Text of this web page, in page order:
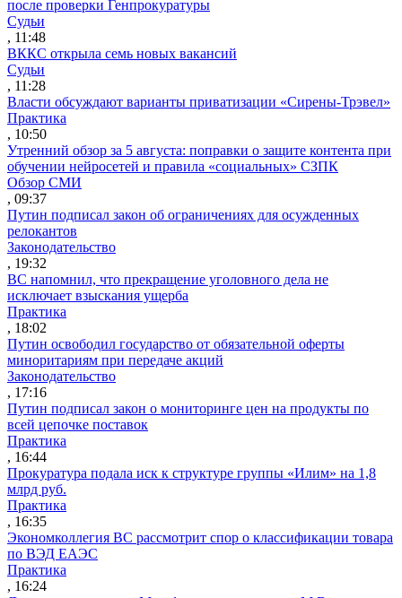
после проверки Генпрокуратуры
Судьи
, 11:48
ВККС открыла семь новых вакансий
Судьи
, 11:28
Власти обсуждают варианты приватизации «Сирены-Трэвел»
Практика
, 10:50
Утренний обзор за 5 августа: поправки о защите контента при
обучении нейросетей и правила «социальных» СЗПК
Обзор СМИ
, 09:37
Путин подписал закон об ограничениях для осужденных
релокантов
Законодательство
, 19:32
ВС напомнил, что прекращение уголовного дела не
исключает взыскания ущерба
Практика
, 18:02
Путин освободил государство от обязательной оферты
миноритариям при передаче акций
Законодательство
, 17:16
Путин подписал закон о мониторинге цен на продукты по
всей цепочке поставок
Практика
, 16:44
Прокуратура подала иск к структуре группы «Илим» на 1,8
млрд руб.
Практика
, 16:35
Экономколлегия ВС рассмотрит спор о классификации товара
по ВЭД ЕАЭС
Практика
, 16:24